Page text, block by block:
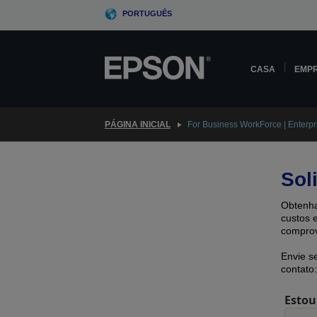
PORTUGUÊS
CASA
PÁGINA INICIAL For Business WorkForce |
custos
Envie
contato: